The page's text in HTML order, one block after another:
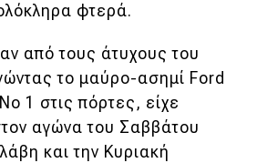
φτερά.
από τους άτυχους του
το μαύρο-ασημί Ford
1 στις πόρτες, είχε
αγώνα του Σαββάτου
και την Κυριακή